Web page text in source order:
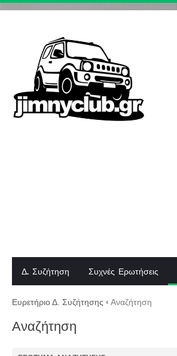
Δ. Συζήτηση Συχνές Ερωτήσεις
Ευρετήριο Δ. Συζήτησης ‹ Αναζήτηση
Αναζήτηση